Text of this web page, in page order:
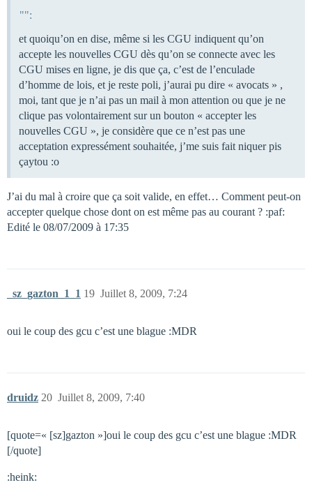
"":
et quoiqu’on en dise, même si les CGU indiquent qu’on
accepte les nouvelles CGU dès qu’on se connecte avec les
CGU mises en ligne, je dis que ça, c’est de l’enculade
d’homme de lois, et je reste poli, j’aurai pu dire « avocats » ,
moi, tant que je n’ai pas un mail à mon attention ou que je ne
clique pas volontairement sur un bouton « accepter les
nouvelles CGU », je considère que ce n’est pas une
acceptation expressément souhaitée, j’me suis fait niquer pis
çaytou :o
J’ai du mal à croire que ça soit valide, en effet… Comment peut-on
accepter quelque chose dont on est même pas au courant ? :paf:
Edité le 08/07/2009 à 17:35
_sz_gazton_1_1 Juillet 8, 2009, 7:24
19
oui le coup des gcu c’est une blague :MDR
druidz Juillet 8, 2009, 7:40
20
[quote=« [sz]gazton »]oui le coup des gcu c’est une blague :MDR
[/quote]
:heink: